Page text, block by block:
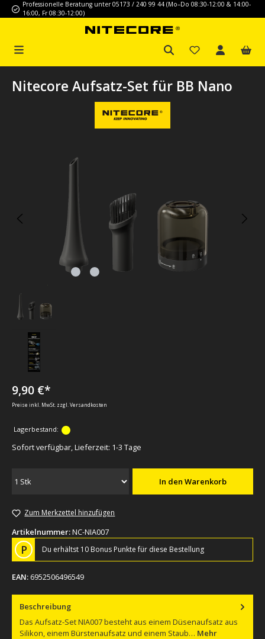
Zum Hauptinhalt springen
Professionelle Beratung unter 05173 / 240 99 44 (Mo–Do 08:30-12:00 & 14:00-
16:00, Fr 08:30-12:00)
Nitecore Aufsatz-Set für BB Nano
Bildergalerie überspringen
9,90 €*
Preise inkl. MwSt. zzgl. Versandkosten
Lagerbestand:
Sofort verfügbar, Lieferzeit: 1-3 Tage
In den Warenkorb
Zum Merkzettel hinzufügen
Artikelnummer:NC-NIA007
P Du erhältst 10 Bonus Punkte für diese Bestellung
EAN: 6952506496549
Beschreibung
Das Aufsatz-Set NIA007 besteht aus einem Düsenaufsatz aus
Silikon, einem Bürstenaufsatz und einem Staub… Mehr